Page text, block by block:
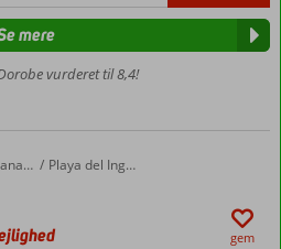
vurderet til 8,4!
mere
Playa del Ingles
gem